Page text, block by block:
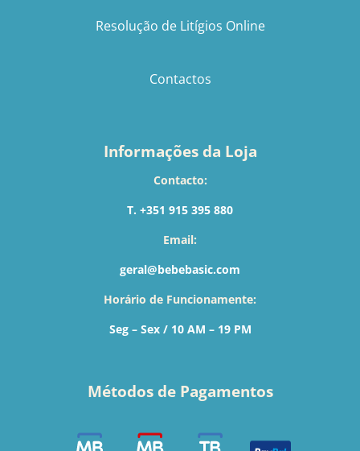
Resolução de Litígios Online
Contactos
Informações da Loja
Contacto:
T. +351 915 395 880
Email:
geral@bebebasic.com
Horário de Funcionamente:
Seg – Sex / 10 AM – 19 PM
Métodos de Pagamentos